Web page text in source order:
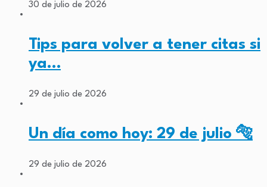
30 de julio de 2026
Tips para volver a tener citas si
ya…
29 de julio de 2026
Un día como hoy: 29 de julio 🐅
29 de julio de 2026